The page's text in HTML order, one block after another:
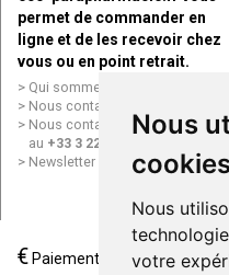
Nous
Nous
votre
permet de commander en
ligne et de les recevoir chez
vous ou en point retrait.
Qui sommes nous ?
Nous contacter par e-mail
Nous contacter par téléphone
au +33 3 22 71 64 10
Newsletter
€ Paiement